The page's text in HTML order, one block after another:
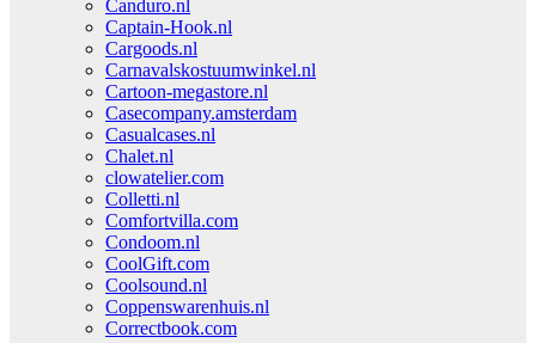
Canduro.nl
Captain-Hook.nl
Cargoods.nl
Carnavalskostuumwinkel.nl
Cartoon-megastore.nl
Casecompany.amsterdam
Casualcases.nl
Chalet.nl
clowatelier.com
Colletti.nl
Comfortvilla.com
Condoom.nl
CoolGift.com
Coolsound.nl
Coppenswarenhuis.nl
Correctbook.com